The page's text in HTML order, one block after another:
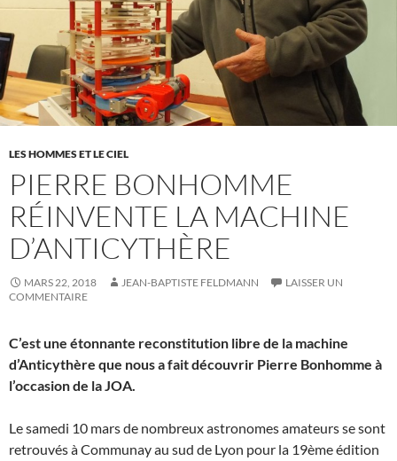
LES HOMMES ET LE CIEL
PIERRE BONHOMME
RÉINVENTE LA MACHINE
D’ANTICYTHÈRE
MARS 22, 2018 JEAN-BAPTISTE FELDMANN
LAISSER UN
COMMENTAIRE
C’est une étonnante reconstitution libre de la machine
d’Anticythère que nous a fait découvrir Pierre Bonhomme à
l’occasion de la JOA.
Le samedi 10 mars de nombreux astronomes amateurs se sont
retrouvés à Communay au sud de Lyon pour la 19ème édition